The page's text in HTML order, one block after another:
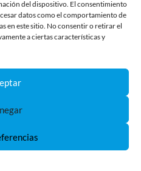
del dispositivo. El consentimiento
datos como el comportamiento de
en este sitio. No consentir o retirar el
a ciertas características y